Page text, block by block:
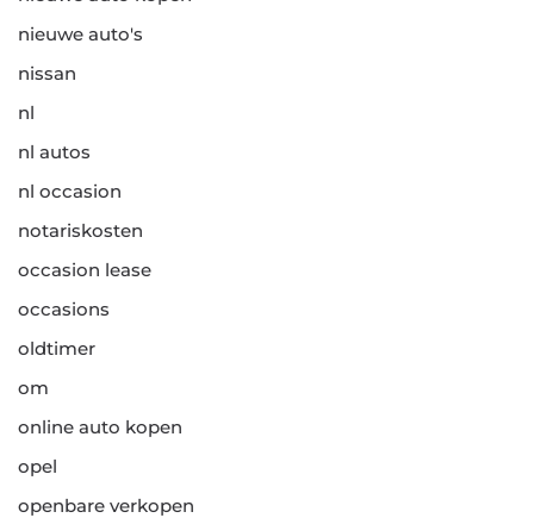
nieuwe auto's
nissan
nl
nl autos
nl occasion
notariskosten
occasion lease
occasions
oldtimer
om
online auto kopen
opel
openbare verkopen